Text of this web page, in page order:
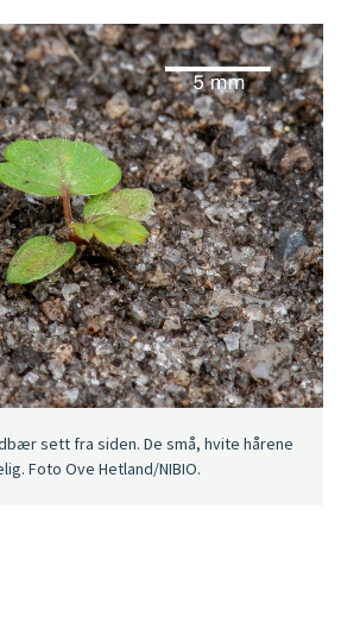
sett fra siden. De små, hvite hårene
Foto Ove Hetland/NIBIO.